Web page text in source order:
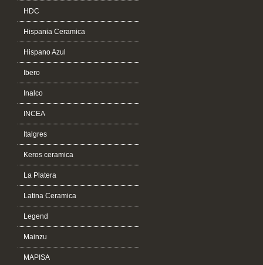
HDC
Hispania Ceramica
Hispano Azul
Ibero
Inalco
INCEA
Italgres
Keros ceramica
La Platera
Latina Ceramica
Legend
Mainzu
MAPISA